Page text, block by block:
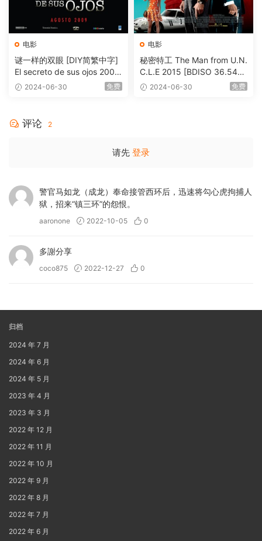
电影
谜一样的双眼 [DIY简繁中字]
El secreto de sus ojos 2009
1080p Blu-ray AVC DTS-HD
2024-06-30 免费
电影
秘密特工 The Man from U.N.
C.L.E 2015 [BDISO 36.54G
B] 2024-06-30 免费
评论 2
请先 登录
警官马如龙（成龙）奉命接管西环后，迅速将勾心虎拘捕人
狱，招来“镇三环”的怨恨。
aaronone 2022-10-05 0
多謝分享
coco875 2022-12-27 0
归档
2024 年 7 月
2024 年 6 月
2024 年 5 月
2023 年 4 月
2023 年 3 月
2022 年 12 月
2022 年 11 月
2022 年 10 月
2022 年 9 月
2022 年 8 月
2022 年 7 月
2022 年 6 月